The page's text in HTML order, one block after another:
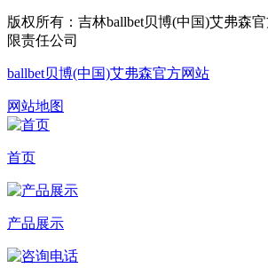
版权所有：吉林ballbet贝博(中国)艾弗森
限责任公司
ballbet贝博(中国)艾弗森官方网站
网站地图
首页
产品展示